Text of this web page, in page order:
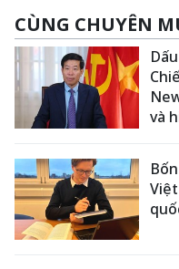
CÙNG CHUYÊN
và